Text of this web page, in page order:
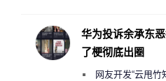
华为投诉余承东
了梗彻底出圈
网友开发“云甩竹